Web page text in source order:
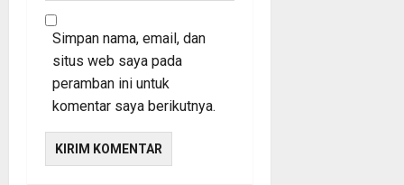
Simpan nama, email, dan
situs web saya pada
peramban ini untuk
komentar saya berikutnya.